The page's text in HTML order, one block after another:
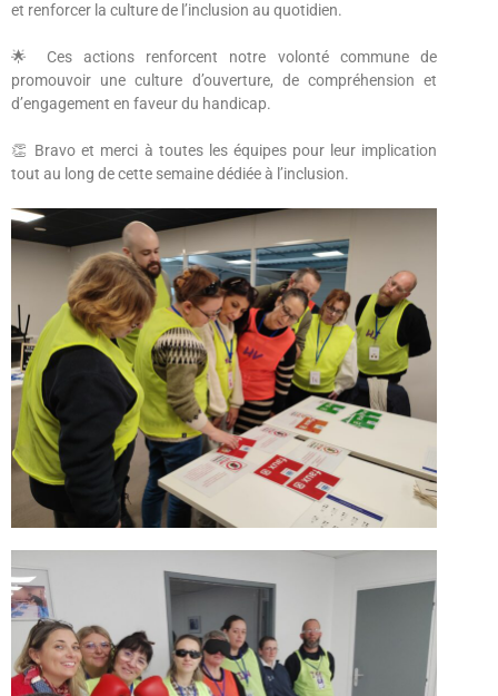
et renforcer la culture de l’inclusion au quotidien.
🌟 Ces actions renforcent notre volonté commune de
promouvoir une culture d’ouverture, de compréhension et
d’engagement en faveur du handicap.
👏 Bravo et merci à toutes les équipes pour leur implication
tout au long de cette semaine dédiée à l’inclusion.